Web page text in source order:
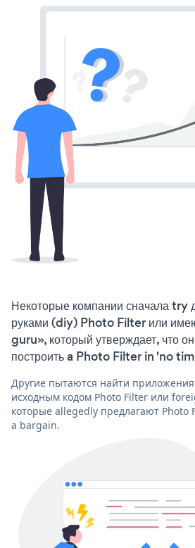
Некоторые компании сначала try
руками (diy) Photo Filter или
guru», который утверждает, что
построить a Photo Filter in 'no
Другие пытаются найти
исходным кодом Photo Filter или
которые allegedly предлагают
a bargain.